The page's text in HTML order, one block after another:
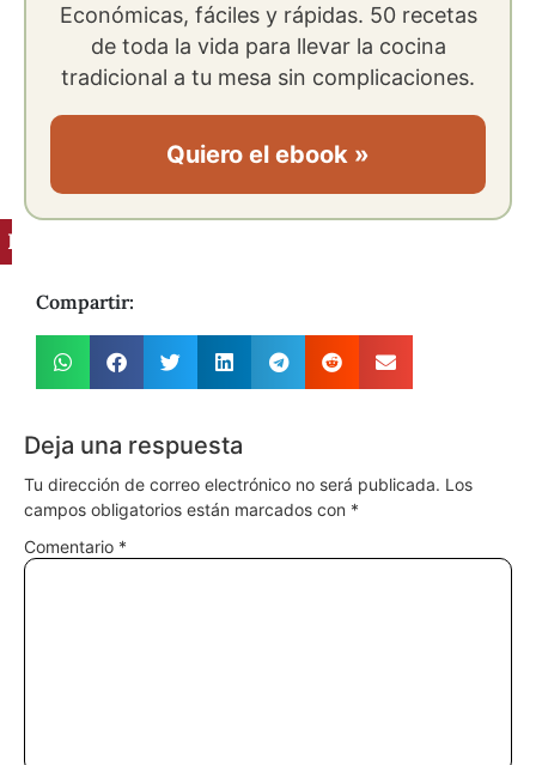
Ingredientes
Económicas, fáciles y rápidas. 50 recetas
de toda la vida para llevar la cocina
tradicional a tu mesa sin complicaciones.
Quiero el ebook »
Compartir:
Deja una respuesta
Tu dirección de correo electrónico no será publicada. Los
campos obligatorios están marcados con *
Comentario *